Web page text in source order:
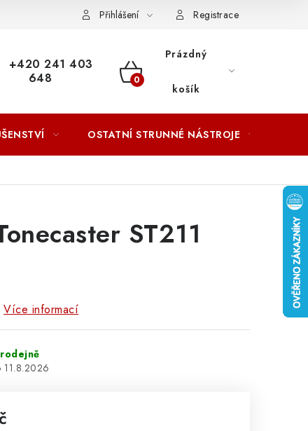
OSOBNÍCH ÚDAJŮ
Přihlášení Registrace
+420 241 403
648
NÁKUPNÍ
Prázdný
košík
OSTATNÍ STRUNNÉ NÁSTROJE
ST211
Více informací
11.8.2026